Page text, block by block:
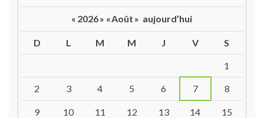
« 2026» «Août » aujourd’hui
D L M M J V S
1
2 3 4 5 6 7 8
9 10 11 12 13 14 15